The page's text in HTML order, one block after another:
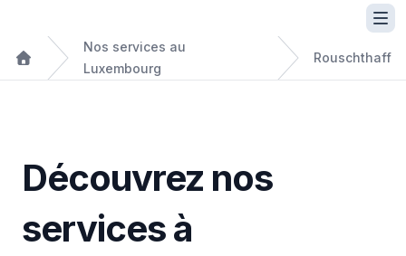
Nos services au
Luxembourg
Rouschthaff
Découvrez nos
services à